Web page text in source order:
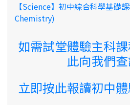
【Science】初中綜合科學基礎
Chemistry)
如需試堂體驗主科
此向我們查
立即按此報讀初中